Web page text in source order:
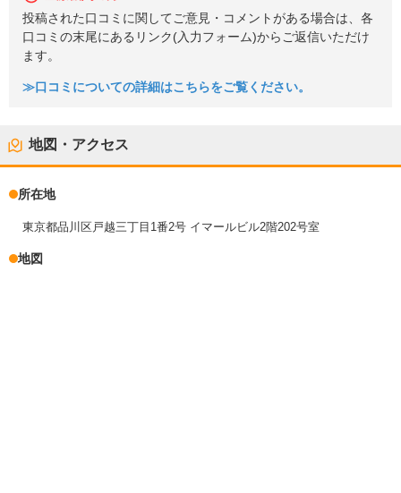
投稿された口コミに関してご意見・コメントがある場合は、各
口コミの末尾にあるリンク(入力フォーム)からご返信いただけ
ます。
≫口コミについての詳細はこちらをご覧ください。
地図・アクセス
所在地
東京都品川区戸越三丁目1番2号 イマールビル2階202号室
地図